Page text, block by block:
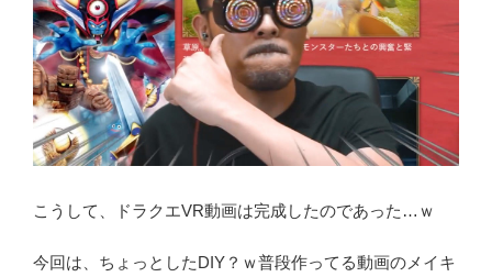
こうして、ドラクエVR動画は完成したのであった…ｗ
今回は、ちょっとしたDIY？ｗ普段作ってる動画のメイキ